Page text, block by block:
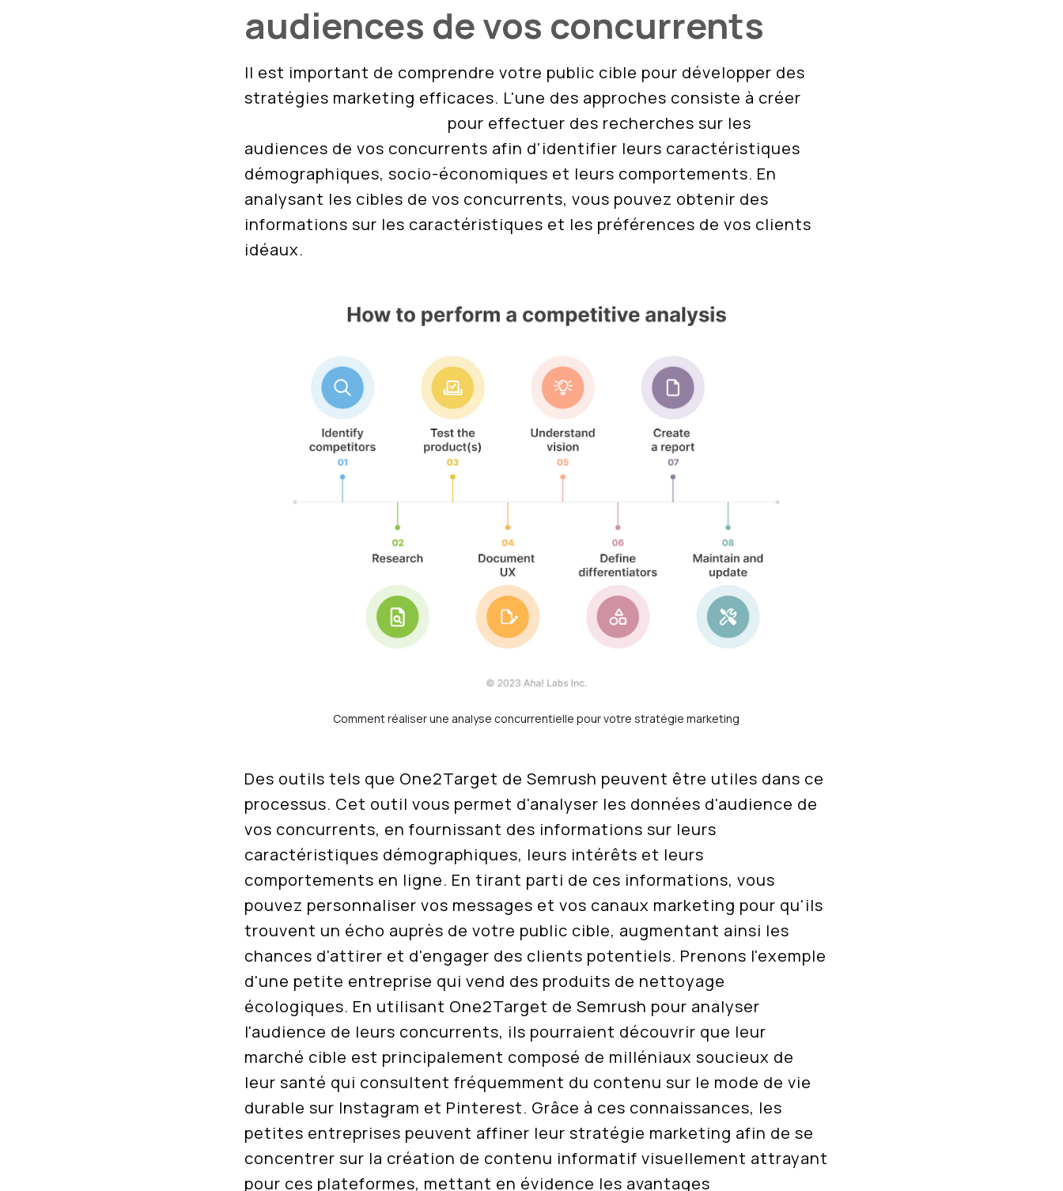
audiences de vos concurrents
Il est important de comprendre votre public cible pour développer des
stratégies marketing efficaces. L'une des approches consiste à créer
pour effectuer des recherches sur les
audiences de vos concurrents afin d'identifier leurs caractéristiques
démographiques, socio-économiques et leurs comportements. En
analysant les cibles de vos concurrents, vous pouvez obtenir des
informations sur les caractéristiques et les préférences de vos clients
idéaux.
Comment réaliser une analyse concurrentielle pour votre stratégie marketing
Des outils tels que One2Target de Semrush peuvent être utiles dans ce
processus. Cet outil vous permet d'analyser les données d'audience de
vos concurrents, en fournissant des informations sur leurs
caractéristiques démographiques, leurs intérêts et leurs
comportements en ligne. En tirant parti de ces informations, vous
pouvez personnaliser vos messages et vos canaux marketing pour qu'ils
trouvent un écho auprès de votre public cible, augmentant ainsi les
chances d'attirer et d'engager des clients potentiels. Prenons l'exemple
d'une petite entreprise qui vend des produits de nettoyage
écologiques. En utilisant One2Target de Semrush pour analyser
l'audience de leurs concurrents, ils pourraient découvrir que leur
marché cible est principalement composé de milléniaux soucieux de
leur santé qui consultent fréquemment du contenu sur le mode de vie
durable sur Instagram et Pinterest. Grâce à ces connaissances, les
petites entreprises peuvent affiner leur stratégie marketing afin de se
concentrer sur la création de contenu informatif visuellement attrayant
pour ces plateformes, mettant en évidence les avantages